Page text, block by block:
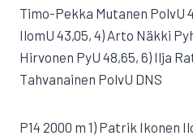
Timo-Pekka Mutanen PolvU
IlomU 43,05, 4) Arto Näkki
Hirvonen PyU 48,65, 6) Ilja
Tahvanainen PolvU DNS
P14 2000 m 1) Patrik Ikonen